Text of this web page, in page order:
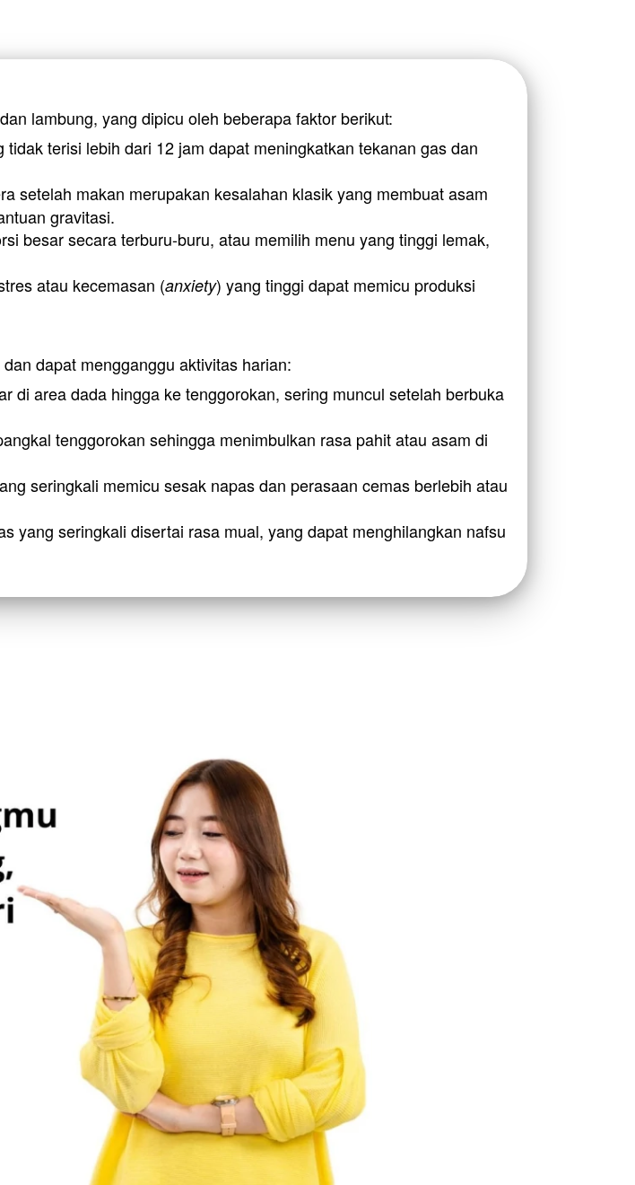
lambung, yang dipicu oleh beberapa faktor berikut:
tidak terisi lebih dari 12 jam dapat meningkatkan tekanan gas dan
setelah makan merupakan kesalahan klasik yang membuat asam
gravitasi.
besar secara terburu-buru, atau memilih menu yang tinggi lemak,
atau kecemasan (anxiety) yang tinggi dapat memicu produksi
dapat mengganggu aktivitas harian:
di area dada hingga ke tenggorokan, sering muncul setelah berbuka
tenggorokan sehingga menimbulkan rasa pahit atau asam di
yang seringkali disertai rasa mual, yang dapat menghilangkan nafsu